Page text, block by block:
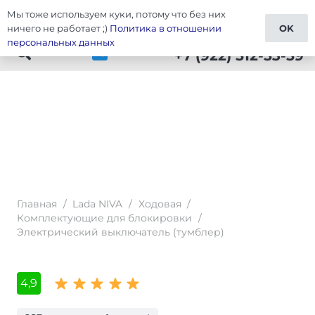
Тюнинг Lada NIVA
+7 (922) 512-53-59
Главная / Lada NIVA / Ходовая /
Комплектующие для блокировки
/
Электрический выключатель (тумблер)
4,9
Мы тоже используем куки, потому что без них
ничего не работает ;) Политика в отношении
персональных данных
OK